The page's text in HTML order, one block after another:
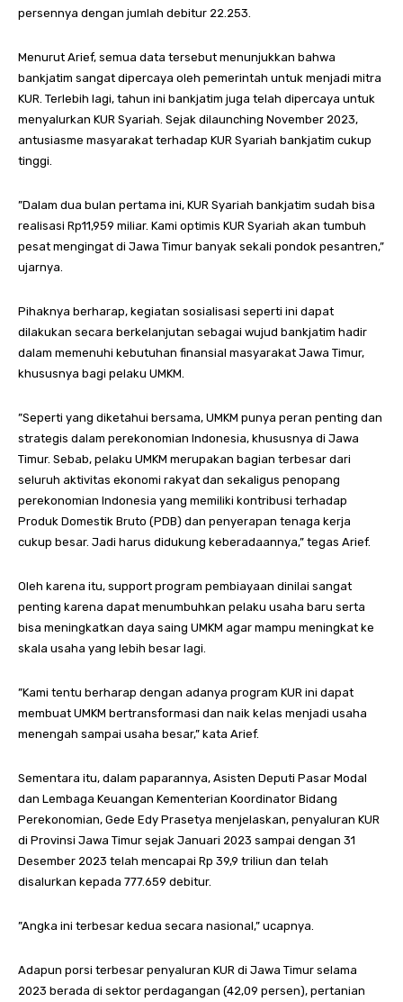
persennya dengan jumlah debitur 22.253.
Menurut Arief, semua data tersebut menunjukkan bahwa
bankjatim sangat dipercaya oleh pemerintah untuk menjadi mitra
KUR. Terlebih lagi, tahun ini bankjatim juga telah dipercaya untuk
menyalurkan KUR Syariah. Sejak dilaunching November 2023,
antusiasme masyarakat terhadap KUR Syariah bankjatim cukup
tinggi.
”Dalam dua bulan pertama ini, KUR Syariah bankjatim sudah bisa
realisasi Rp11,959 miliar. Kami optimis KUR Syariah akan tumbuh
pesat mengingat di Jawa Timur banyak sekali pondok pesantren,”
ujarnya.
Pihaknya berharap, kegiatan sosialisasi seperti ini dapat
dilakukan secara berkelanjutan sebagai wujud bankjatim hadir
dalam memenuhi kebutuhan finansial masyarakat Jawa Timur,
khususnya bagi pelaku UMKM.
”Seperti yang diketahui bersama, UMKM punya peran penting dan
strategis dalam perekonomian Indonesia, khususnya di Jawa
Timur. Sebab, pelaku UMKM merupakan bagian terbesar dari
seluruh aktivitas ekonomi rakyat dan sekaligus penopang
perekonomian Indonesia yang memiliki kontribusi terhadap
Produk Domestik Bruto (PDB) dan penyerapan tenaga kerja
cukup besar. Jadi harus didukung keberadaannya,” tegas Arief.
Oleh karena itu, support program pembiayaan dinilai sangat
penting karena dapat menumbuhkan pelaku usaha baru serta
bisa meningkatkan daya saing UMKM agar mampu meningkat ke
skala usaha yang lebih besar lagi.
”Kami tentu berharap dengan adanya program KUR ini dapat
membuat UMKM bertransformasi dan naik kelas menjadi usaha
menengah sampai usaha besar,” kata Arief.
Sementara itu, dalam paparannya, Asisten Deputi Pasar Modal
dan Lembaga Keuangan Kementerian Koordinator Bidang
Perekonomian, Gede Edy Prasetya menjelaskan, penyaluran KUR
di Provinsi Jawa Timur sejak Januari 2023 sampai dengan 31
Desember 2023 telah mencapai Rp 39,9 triliun dan telah
disalurkan kepada 777.659 debitur.
”Angka ini terbesar kedua secara nasional,” ucapnya.
Adapun porsi terbesar penyaluran KUR di Jawa Timur selama
2023 berada di sektor perdagangan (42,09 persen), pertanian